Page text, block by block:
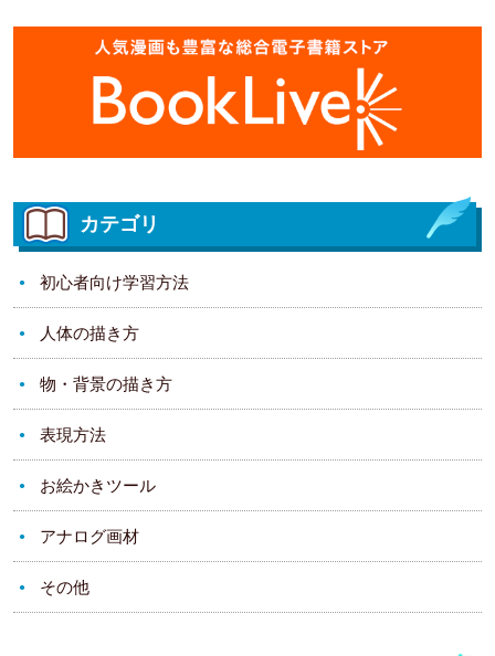
カテゴリ
初心者向け学習方法
人体の描き方
物・背景の描き方
表現方法
お絵かきツール
アナログ画材
その他